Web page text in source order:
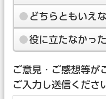
どちらともいえ
役に立たなかった
ご意見・ご感想等が
ご入力し送信くださ